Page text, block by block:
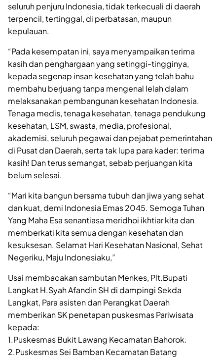
seluruh penjuru Indonesia, tidak terkecuali di daerah
terpencil, tertinggal, di perbatasan, maupun
kepulauan.
“Pada kesempatan ini, saya menyampaikan terima
kasih dan penghargaan yang setinggi-tingginya,
kepada segenap insan kesehatan yang telah bahu
membahu berjuang tanpa mengenal lelah dalam
melaksanakan pembangunan kesehatan Indonesia.
Tenaga medis, tenaga kesehatan, tenaga pendukung
kesehatan, LSM, swasta, media, profesional,
akademisi, seluruh pegawai dan pejabat pemerintahan
di Pusat dan Daerah, serta tak lupa para kader: terima
kasih! Dan terus semangat, sebab perjuangan kita
belum selesai.
“Mari kita bangun bersama tubuh dan jiwa yang sehat
dan kuat, demi Indonesia Emas 2045. Semoga Tuhan
Yang Maha Esa senantiasa meridhoi ikhtiar kita dan
memberkati kita semua dengan kesehatan dan
kesuksesan. Selamat Hari Kesehatan Nasional, Sehat
Negeriku, Maju Indonesiaku,”
Usai membacakan sambutan Menkes, Plt.Bupati
Langkat H.Syah Afandin SH di dampingi Sekda
Langkat, Para asisten dan Perangkat Daerah
memberikan SK penetapan puskesmas Pariwisata
kepada:
1.Puskesmas Bukit Lawang Kecamatan Bahorok.
2.Puskesmas Sei Bamban Kecamatan Batang